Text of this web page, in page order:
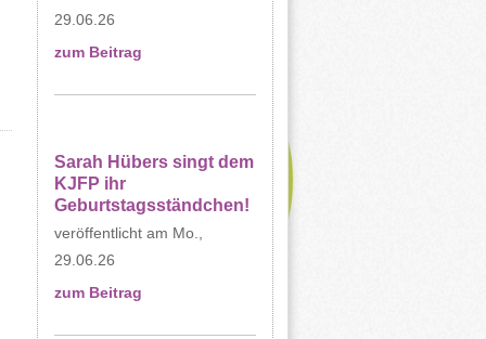
29.06.26
zum Beitrag
Sarah Hübers singt dem
KJFP ihr
Geburtstagsständchen!
Mo.,
29.06.26
zum Beitrag